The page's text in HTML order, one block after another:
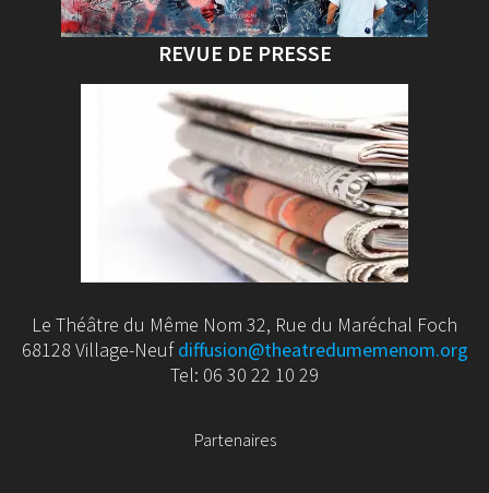
REVUE DE PRESSE
Le Théâtre du Même Nom 32, Rue du Maréchal Foch
68128 Village-Neufdiffusion@theatredumemenom.org
Tel: 06 30 22 10 29
Partenaires